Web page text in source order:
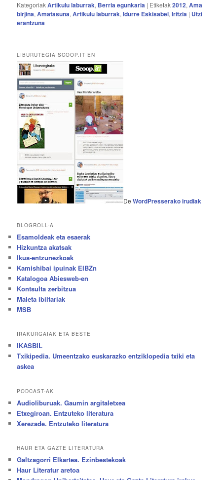
KategoriakArtikulu laburrak, Berria egunkaria | Etiketak2012,Ama
birjina,Amatasuna,Artikulu laburrak,Idurre Eskisabel,Iritzia | Utzi
erantzuna
LIBURUTEGIA SCOOP.IT EN
DeWordPresserako irudiak
BLOGROLL-A
Esamoldeak eta esaerak
Hizkuntza akatsak
Ikus-entzunezkoak
Kamishibai ipuinak EIBZn
Katalogoa Abiesweb-en
Kontsulta zerbitzua
Maleta ibiltariak
MSB
IRAKURGAIAK ETA BESTE
IKASBIL
Txikipedia. Umeentzako euskarazko entziklopedia txiki eta
askea
PODCAST-AK
Audioliburuak. Gaumin argitaletxea
Etxegiroan. Entzuteko literatura
Xerezade. Entzuteko literatura
HAUR ETA GAZTE LITERATURA
Galtzagorri Elkartea. Ezinbestekoak
Haur Literatur aretoa